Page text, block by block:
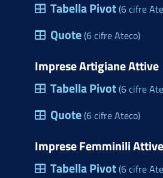
Tabella Pivot(6 cifre
Quote(6 cifre Ateco)
Imprese Artigiane Attive
Tabella Pivot(6 cifre
Quote(6 cifre Ateco)
Imprese Femminili Attive
Tabella Pivot(6 cifre